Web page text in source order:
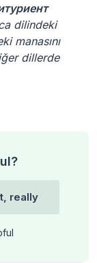
dilindeki
manasını
dillerde
really